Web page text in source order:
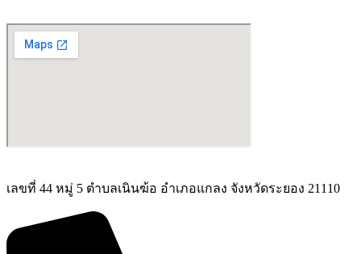
เลขที่ 44 หมู่ 5 ตำบลเนินฆ้อ อำเภอแกลง จังหวัดระยอง 21110